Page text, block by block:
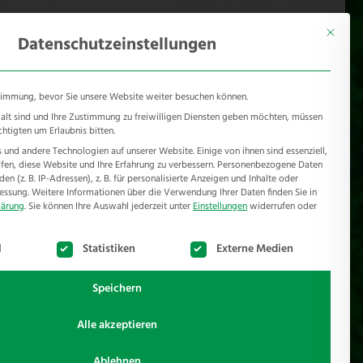
REFERENZEN JOBS NEWSROOM
benötigt und bilden hier nach dem
Mit
Datenschutzeinstellungen
bevor Sie unsere Website weiter besuchen können.
alt sind und Ihre Zustimmung zu freiwilligen Diensten geben möchten, müssen
um Erlaubnis bitten.
andere Technologien auf unserer Website. Einige von ihnen sind essenziell,
diese Website und Ihre Erfahrung zu verbessern. Personenbezogene Daten
(z. B. IP-Adressen), z. B. für personalisierte Anzeigen und Inhalte oder
Weitere Informationen über die Verwendung Ihrer Daten finden Sie in
. Sie können Ihre Auswahl jederzeit unterEinstellungenwiderrufen oder
der Service-Gruppen, für die eine Einwilligung erteilt werden
Statistiken Externe Medien
Speichern
Alle akzeptieren